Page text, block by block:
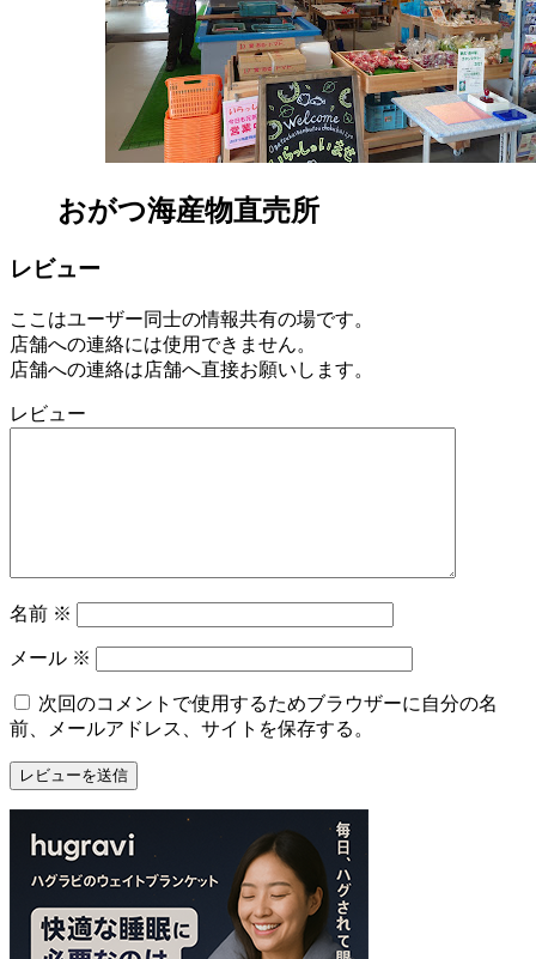
おがつ海産物直売所
レビュー
ここはユーザー同士の情報共有の場です。
店舗への連絡には使用できません。
店舗への連絡は店舗へ直接お願いします。
レビュー
名前 ※
メール ※
次回のコメントで使用するためブラウザーに自分の名
前、メールアドレス、サイトを保存する。